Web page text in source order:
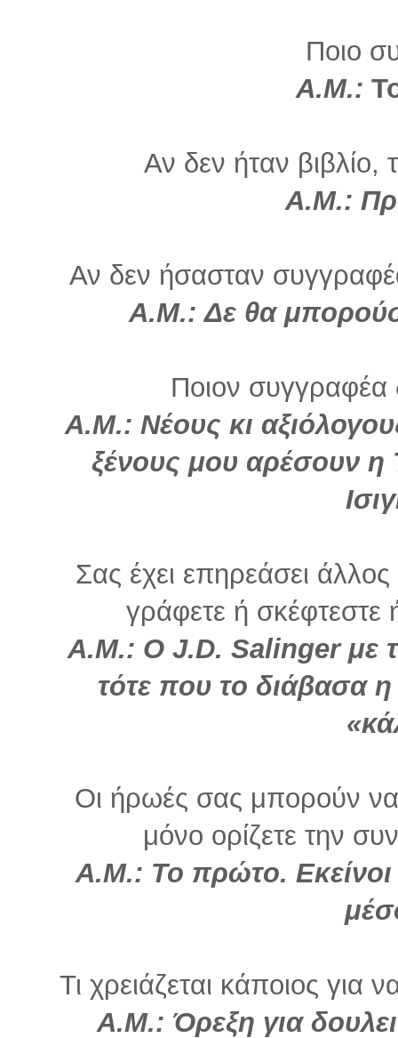
Ποιο
Α.Μ.:
Αν δεν ήταν βιβλίο,
Α.Μ.:
Αν δεν ήσασταν
Α.Μ.: Δε θα
Ποιον συγγραφέα
Α.Μ.: Νέους κι
ξένους μου αρέσουν η
Σας έχει επηρεάσει
γράφετε ή σκέφτεστε
Α.Μ.: Ο J.D. Salinger με
τότε που το διάβασα
Οι ήρωές σας μπορούν να
μόνο ορίζετε την
Α.Μ.: Το πρώτο. Εκείνοι
Τι χρειάζεται κάποιος για
Α.Μ.: Όρεξη για